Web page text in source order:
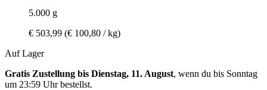
5.000 g
€ 503,99 (€ 100,80 / kg)
Auf Lager
Gratis Zustellung bis Dienstag, 11. August, wenn du bis Sonntag
um 23:59 Uhrbestellst.